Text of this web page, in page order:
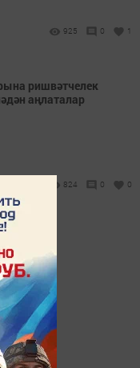
925 0 1
ришвәтчелек
аңлаталар
824 0 0